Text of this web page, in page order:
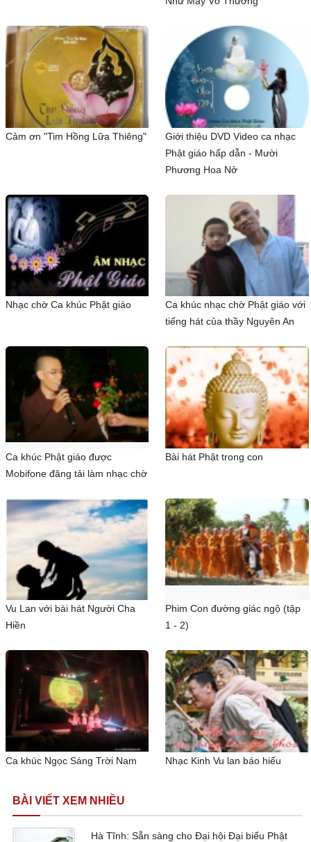
Cảm ơn "Tim Hồng Lữa Thiêng"
Giới thiệu DVD Video ca nhạc
Phật giáo hấp dẫn - Mười
Phương Hoa Nở
Nhạc chờ Ca khúc Phật giáo
Ca khúc nhạc chờ Phật giáo với
tiếng hát của thầy Nguyên An
Ca khúc Phật giáo được
Mobifone đăng tải làm nhạc chờ
Bài hát Phật trong con
Vu Lan với bài hát Người Cha
Hiền
Phim Con đường giác ngộ (tập
1 - 2)
Ca khúc Ngọc Sáng Trời Nam Nhạc Kinh Vu lan báo hiếu
BÀI VIẾT XEM NHIỀU
Hà Tĩnh: Sẵn sàng cho Đại hội Đại biểu Phật